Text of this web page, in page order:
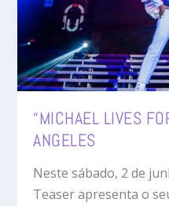
“MICHAEL LIVES
ANGELES
Neste sábado, 2 de
Teaser apresenta o